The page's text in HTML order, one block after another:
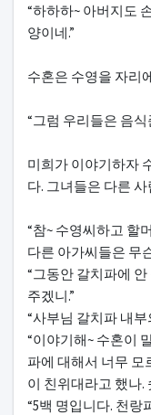
“하하하~ 아버지도
양이네.”
수혼은 수영을 자리
“그럼 우리들은 음
미희가 이야기하자
다. 그녀들은 다른
“참~ 수영씨하고 할
다른 아가씨들은 무
“그동안 갈치파에
주겠니.”
“사부님 갈치파 내
“이야기해~ 수혼이
파에 대해서 너무 모
이 친위대라고 했나.
“5백 명입니다. 천랑